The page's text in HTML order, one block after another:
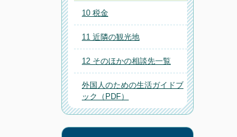
10 税金
11 近隣の観光地
12 そのほかの相談先一覧
外国人のための生活ガイドブ
ック（PDF）